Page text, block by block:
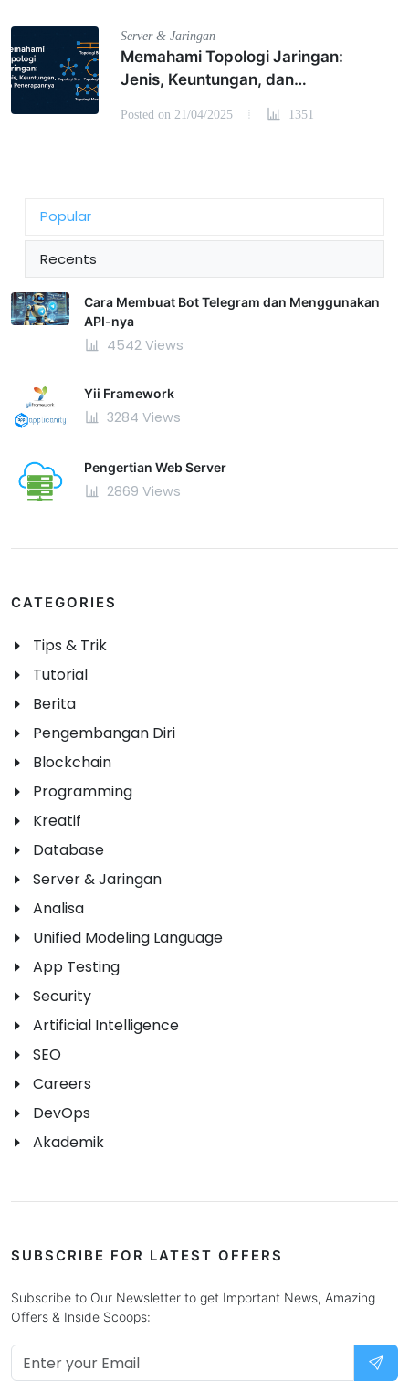
Server & Jaringan
Memahami Topologi Jaringan:
Jenis, Keuntungan, dan
Posted on 21/04/2025 1351
Popular
Recents
Cara Membuat Bot Telegram dan Menggunakan
API-nya
4542 Views
Yii Framework
3284 Views
Pengertian Web Server
2869 Views
CATEGORIES
Tips & Trik
Tutorial
Berita
Pengembangan Diri
Blockchain
Programming
Kreatif
Database
Server & Jaringan
Analisa
Unified Modeling Language
App Testing
Security
Artificial Intelligence
SEO
Careers
DevOps
Akademik
SUBSCRIBE FOR LATEST OFFERS
Subscribe to Our Newsletter to get Important News, Amazing
Offers & Inside Scoops: